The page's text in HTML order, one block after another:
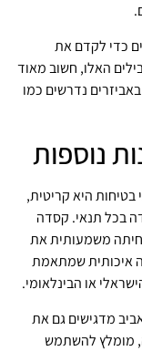
כדי לקדם את
האלו, חשוב מאוד
נדרשים כמו
נוספות
היא קריטית,
בכל תנאי. קסדה
משמעותית את
איכותית שמתאמת
או הבינלאומי.
מדגישים גם את
מומלץ להשתמש